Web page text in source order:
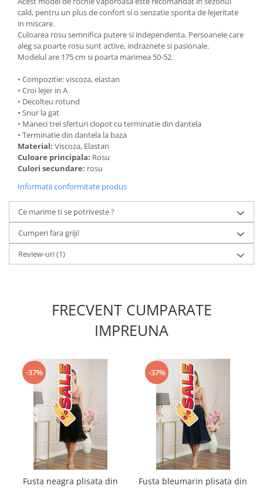
cald, pentru un plus de confort si o senzatie sporita de lejeritate
in miscare.
Culoarea rosu semnifica putere si independenta. Persoanele care
aleg sa poarte rosu sunt active, indraznete si pasionale.
Modelul are 175 cm si poarta marimea 50-52.
• Compozitie: viscoza, elastan
• Croi lejer in A
• Decolteu rotund
• Snur la gat
• Maneci trei sferturi clopot cu terminatie din dantela
• Terminatie din dantela la baza
Material: Viscoza, Elastan
Culoare principala: Rosu
Culori secundare: rosu
Informatii conformitate produs
Ce marime ti se potriveste ?
Cumperi fara griji!
Review-uri(1)
FRECVENT CUMPARATE
IMPREUNA
-37%
Fusta neagra plisata din
-37%
Fusta bleumarin plisata din